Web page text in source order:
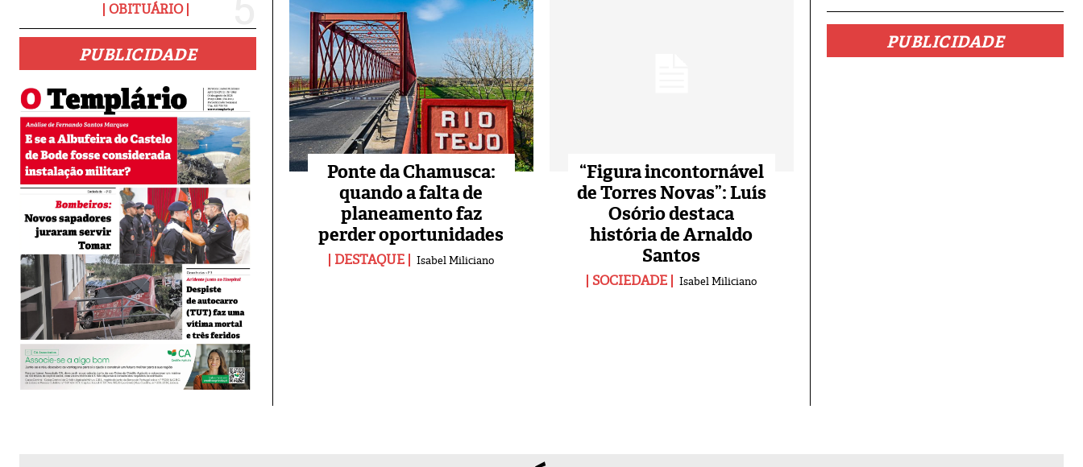
OBITUÁRIO
PUBLICIDADE
Ponte da Chamusca:
quando a falta de
planeamento faz
perder oportunidades
DESTAQUE Isabel Miliciano
“Figura incontornável
de Torres Novas”: Luís
Osório destaca
história de Arnaldo
Santos
SOCIEDADE Isabel Miliciano
PUBLICIDADE